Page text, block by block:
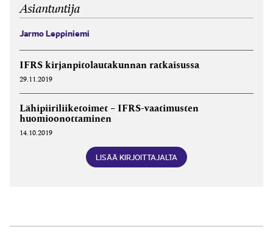
Asiantuntija
Jarmo Leppiniemi
IFRS kirjanpitolautakunnan ratkaisussa
29.11.2019
Lähipiiriliiketoimet – IFRS-vaatimusten
huomioonottaminen
14.10.2019
LISÄÄ KIRJOITTAJALTA